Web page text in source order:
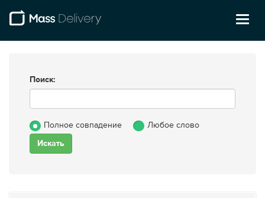
Поиск:
Полное совпадение Любое слово